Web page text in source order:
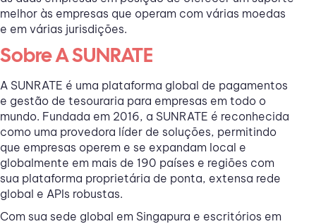
melhor às empresas que operam com várias moedas
e em várias jurisdições.
Sobre A SUNRATE
A SUNRATE é uma plataforma global de pagamentos
e gestão de tesouraria para empresas em todo o
mundo. Fundada em 2016, a SUNRATE é reconhecida
como uma provedora líder de soluções, permitindo
que empresas operem e se expandam local e
globalmente em mais de 190 países e regiões com
sua plataforma proprietária de ponta, extensa rede
global e APIs robustas.
Com sua sede global em Singapura e escritórios em